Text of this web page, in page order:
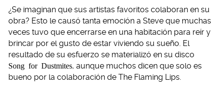
¿Se imaginan que sus artistas favoritos colaboran en su
obra? Esto le causó tanta emoción a Steve que muchas
veces tuvo que encerrarse en una habitación para reír y
brincar por el gusto de estar viviendo su sueño. El
resultado de su esfuerzo se materializó en su disco
Song for Dustmites, aunque muchos dicen que solo es
bueno por la colaboración de The Flaming Lips.